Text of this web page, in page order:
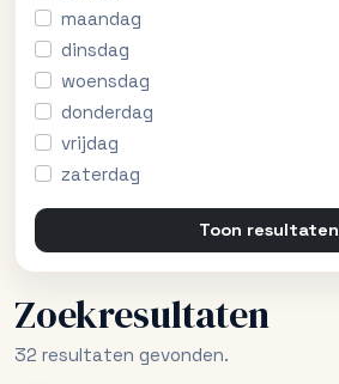
maandag
dinsdag
woensdag
donderdag
vrijdag
zaterdag
Toon resultaten
Zoekresultaten
32 resultaten gevonden.